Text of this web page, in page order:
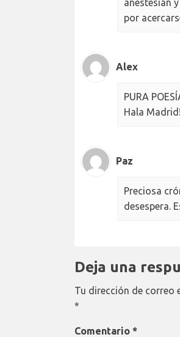
anestesian
por
Alex
PURA
Hala
Paz
Preciosa
desespera.
Deja una
Tu dirección de correo
*
Comentario *